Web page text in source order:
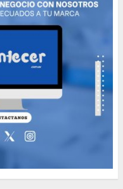
to Know About the
Cars in a Retro
full story of
extraordinary
rescue
14, 2024
Messi, el hombre
acompañó a Lionel